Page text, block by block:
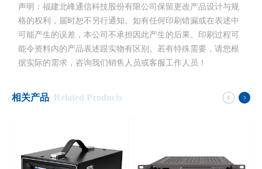
声明：福建北峰通信科技股份有限公司保留更改产品设计与规
格的权利，届时恕不另行通知。如有任何印刷错漏或在表述中
可能产生的误差，本公司不承担因此产生的后果。印刷过程可
能令资料内的产品表述跟实物有区别。若有特殊需要，请您根
据实际的需求，咨询我们销售人员或客服工作人员！
相关产品 Related Products